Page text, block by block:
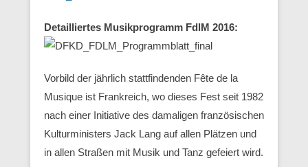
Detailliertes Musikprogramm FdlM 2016:
Vorbild der jährlich stattfindenden Fête de la
Musique ist Frankreich, wo dieses Fest seit 1982
nach einer Initiative des damaligen französischen
Kulturministers Jack Lang auf allen Plätzen und
in allen Straßen mit Musik und Tanz gefeiert wird.